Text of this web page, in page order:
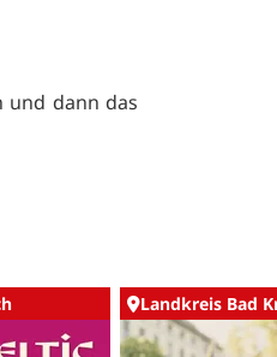
und dann das
Landkreis Bad